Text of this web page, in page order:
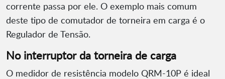
corrente passa por ele. O exemplo mais comum
deste tipo de comutador de torneira em carga é o
Regulador de Tensão.
No interruptor da torneira de carga
O medidor de resistência modelo QRM-10P é ideal